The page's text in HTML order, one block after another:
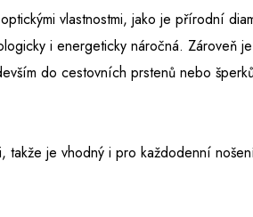
vlastnostmi, jako je přírodní
i energeticky náročná. Zároveň
do cestovních prstenů nebo
takže je vhodný i pro každodenní